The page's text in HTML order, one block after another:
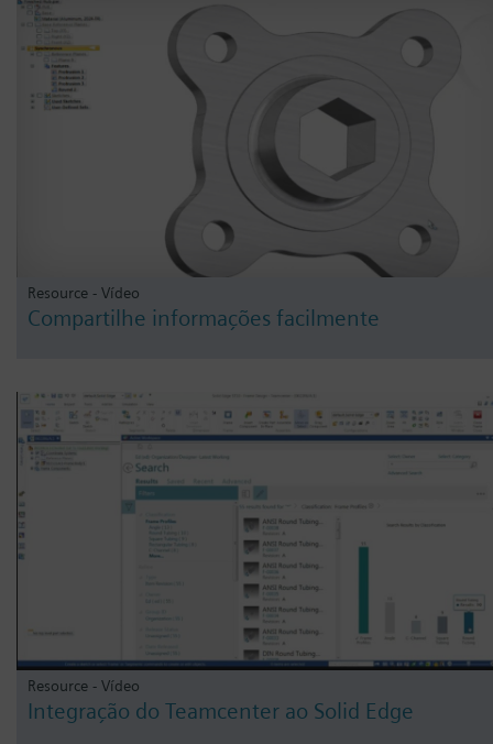
Resource - Vídeo
Compartilhe informações facilmente
Resource - Vídeo
Integração do Teamcenter ao Solid Edge